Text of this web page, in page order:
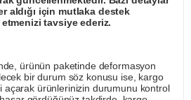
aldığı için mutlaka destek
tavsiye ederiz.
ürünün paketinde deformasyon
bir durum söz konusu ise, kargo
açarak ürünlerinizin durumunu kontrol